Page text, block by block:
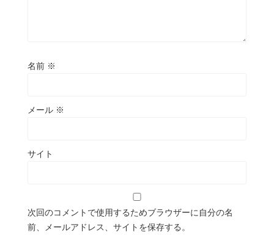
名前 ※
メール ※
サイト
次回のコメントで使用するためブラウザーに自分の名
前、メールアドレス、サイトを保存する。